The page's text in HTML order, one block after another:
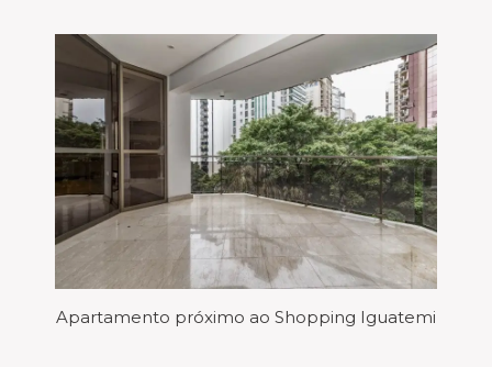
Apartamento próximo ao Shopping Iguatemi